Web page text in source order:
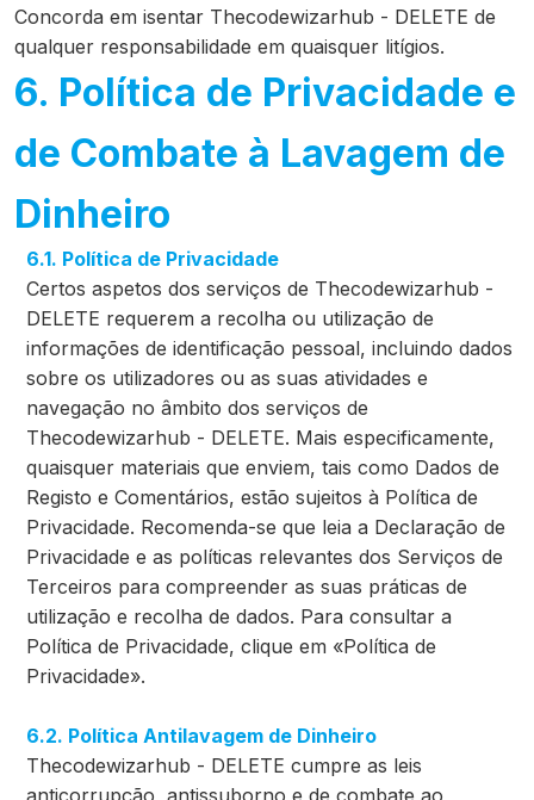
Concorda em isentar Thecodewizarhub - DELETE de
qualquer responsabilidade em quaisquer litígios.
6. Política de Privacidade e
de Combate à Lavagem de
Dinheiro
6.1. Política de Privacidade
Certos aspetos dos serviços de Thecodewizarhub -
DELETE requerem a recolha ou utilização de
informações de identificação pessoal, incluindo dados
sobre os utilizadores ou as suas atividades e
navegação no âmbito dos serviços de
Thecodewizarhub - DELETE. Mais especificamente,
quaisquer materiais que enviem, tais como Dados de
Registo e Comentários, estão sujeitos à Política de
Privacidade. Recomenda-se que leia a Declaração de
Privacidade e as políticas relevantes dos Serviços de
Terceiros para compreender as suas práticas de
utilização e recolha de dados. Para consultar a
Política de Privacidade, clique em «Política de
Privacidade».
6.2. Política Antilavagem de Dinheiro
Thecodewizarhub - DELETE cumpre as leis
anticorrupção, antissuborno e de combate ao